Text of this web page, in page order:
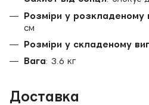
Розміри у розкладеному
см
Розміри у складеному
Вага: 3.6 кг
Доставка